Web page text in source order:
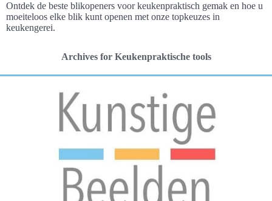
Ontdek de beste blikopeners voor keukenpraktisch gemak en hoe u
moeiteloos elke blik kunt openen met onze topkeuzes in
keukengerei.
Archives for Keukenpraktische tools